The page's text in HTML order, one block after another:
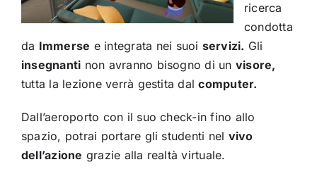
ricerca
condotta
da Immerse e integrata nei suoi servizi. Gli
insegnanti non avranno bisogno di un visore,
tutta la lezione verrà gestita dalcomputer.
Dall’aeroporto con il suo check-in fino allo
spazio, potrai portare gli studenti nel vivo
dell’azione grazie alla realtà virtuale.